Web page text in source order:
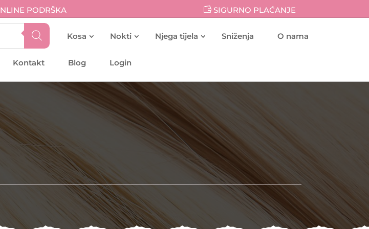
PODRŠKA SIGURNO PLAĆANJE
Kosa Nokti Njega tijela Sniženja O nama
Kontakt Blog Login